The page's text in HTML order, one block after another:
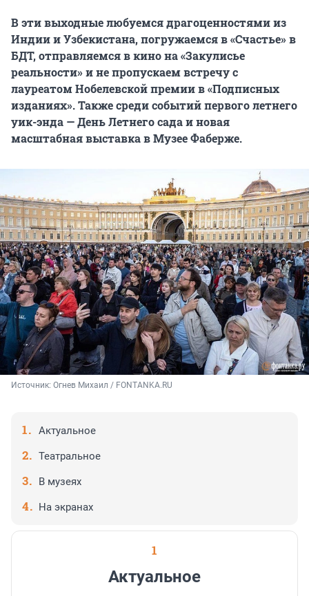
В эти выходные любуемся драгоценностями из
Индии и Узбекистана, погружаемся в «Счастье» в
БДТ, отправляемся в кино на «Закулисье
реальности» и не пропускаем встречу с
лауреатом Нобелевской премии в «Подписных
изданиях». Также среди событий первого летнего
уик-энда — День Летнего сада и новая
масштабная выставка в Музее Фаберже.
Источник: Огнев Михаил / FONTANKA.RU
Актуальное
Театральное
В музеях
На экранах
1
Актуальное